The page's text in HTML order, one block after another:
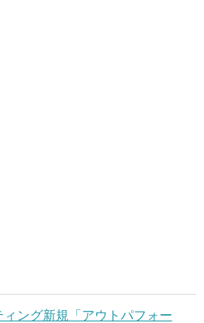
ィング新規「アウトパフォー